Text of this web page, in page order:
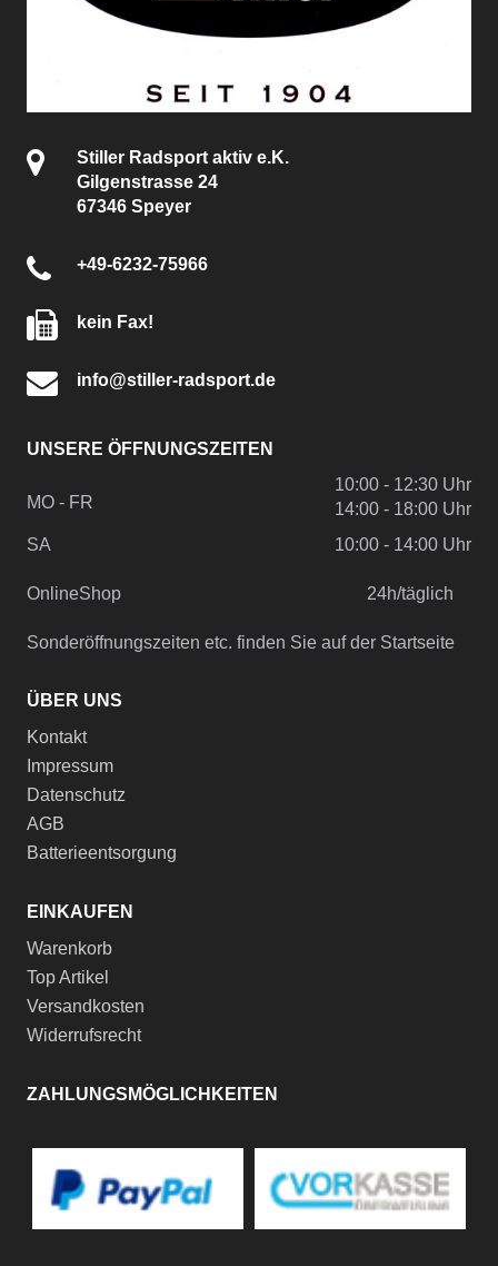
Stiller Radsport aktiv e.K.
Gilgenstrasse 24
67346 Speyer
+49-6232-75966
kein Fax!
info@stiller-radsport.de
UNSERE ÖFFNUNGSZEITEN
MO - FR
10:00 - 12:30 Uhr
14:00 - 18:00 Uhr
SA
10:00 - 14:00 Uhr
OnlineShop 24h/täglich
Sonderöffnungszeiten etc. finden Sie auf der Startseite
ÜBER UNS
Kontakt
Impressum
Datenschutz
AGB
Batterieentsorgung
EINKAUFEN
Warenkorb
Top Artikel
Versandkosten
Widerrufsrecht
ZAHLUNGSMÖGLICHKEITEN